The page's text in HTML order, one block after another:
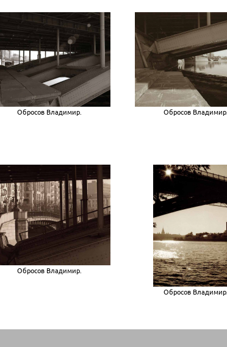
Обросов Владимир. Обросов Владимир.
Обросов Владимир.
Обросов Владимир.